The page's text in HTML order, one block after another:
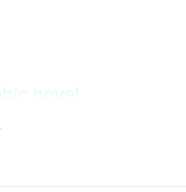
novel
25×20